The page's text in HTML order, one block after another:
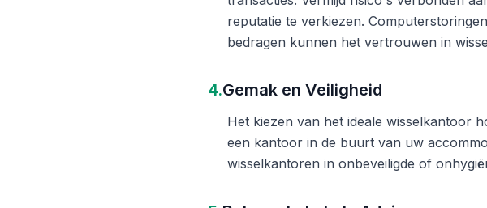
reputatie te verkiezen.
bedragen kunnen het vertrouwen in
4.Gemak en Veiligheid
Het kiezen van het ideale wisselkantoor
een kantoor in de buurt van uw
wisselkantoren in onbeveiligde of